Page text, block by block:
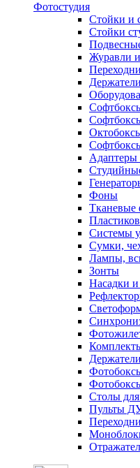
Фотостудия
Стойки и
Стойки
Журавли
Адаптеры
Фоны
Системы
Сумки,
Лампы,
Зонты
Насадки
Столы
Пульты